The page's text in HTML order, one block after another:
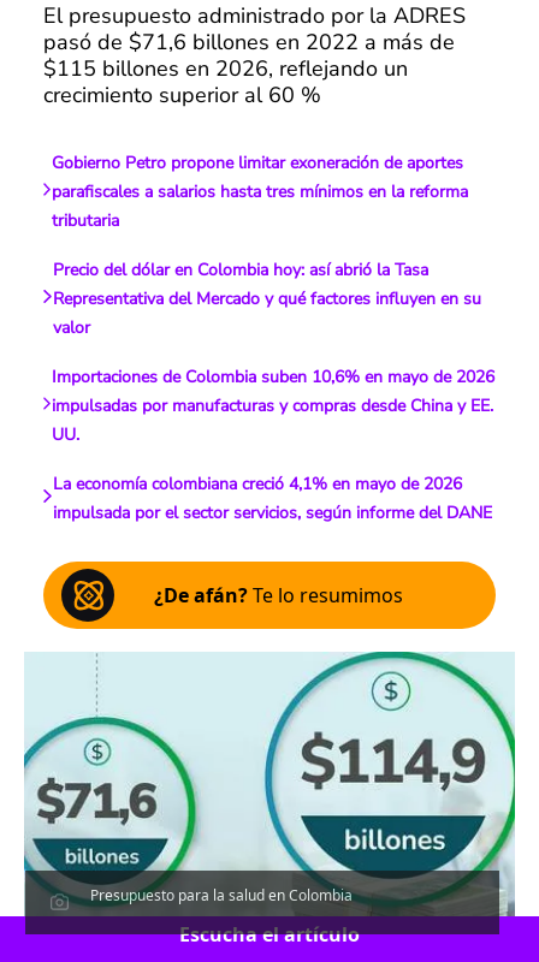
El presupuesto administrado por la ADRES
pasó de $71,6 billones en 2022 a más de
$115 billones en 2026, reflejando un
crecimiento superior al 60 %
Gobierno Petro propone limitar exoneración de aportes
parafiscales a salarios hasta tres mínimos en la reforma
tributaria
Precio del dólar en Colombia hoy: así abrió la Tasa
Representativa del Mercado y qué factores influyen en su
valor
Importaciones de Colombia suben 10,6% en mayo de 2026
impulsadas por manufacturas y compras desde China y EE.
UU.
La economía colombiana creció 4,1% en mayo de 2026
impulsada por el sector servicios, según informe del DANE
¿De afán?Te lo resumimos
Presupuesto para la salud en Colombia
Escucha el artículo